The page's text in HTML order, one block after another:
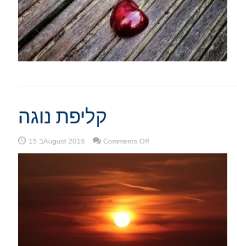
קליפת נוגה
15 בAugust 2016 Comments Offon